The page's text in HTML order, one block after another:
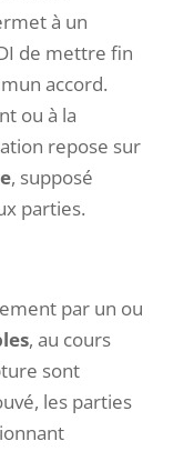
à un
de mettre fin
accord.
ou à la
repose sur
, supposé
parties.
par un ou
, au cours
sont
les parties